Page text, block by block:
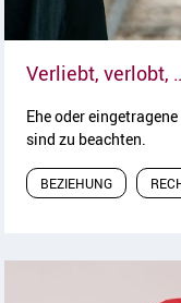
Verliebt, verlobt,
Ehe oder
sind zu beachten.
BEZIEHUNG